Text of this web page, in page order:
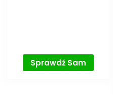
Sprawdź Sam